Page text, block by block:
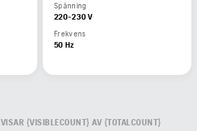
Spänning
220-230 V
Frekvens
50 Hz
VISAR {VISIBLECOUNT} AV {TOTALCOUNT}